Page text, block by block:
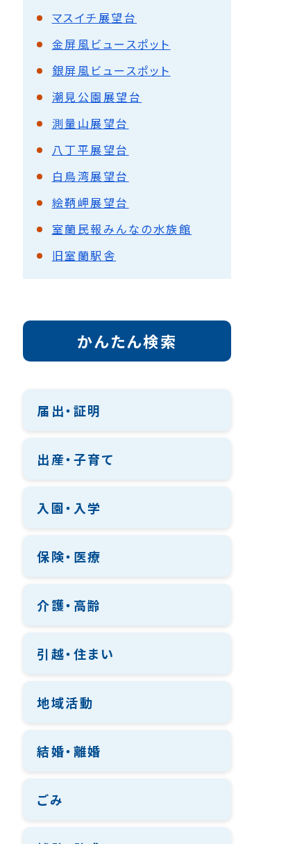
マスイチ展望台
金屏風ビュースポット
銀屏風ビュースポット
潮見公園展望台
測量山展望台
八丁平展望台
白鳥湾展望台
絵鞆岬展望台
室蘭民報みんなの水族館
旧室蘭駅舎
かんたん検索
届出・証明
出産・子育て
入園・入学
保険・医療
介護・高齢
引越・住まい
地域活動
結婚・離婚
ごみ